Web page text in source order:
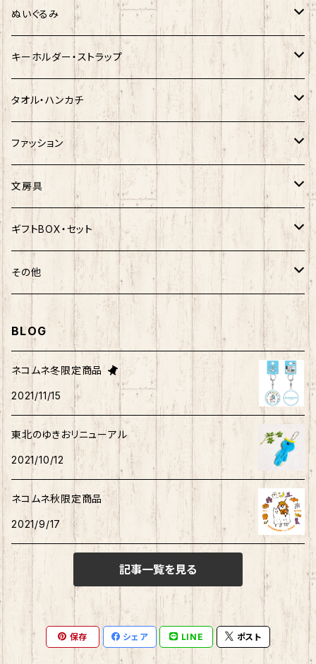
シナモロール
クロミ
ハンギョドン
ぐでたま
ポムポムプリン
ポチャッコ
ばつ丸
けろっぴ
タキシードサム
こぎみゅん
ウィッシュミーメル
リトルツインスターズ
あひるのペックル
おさるのもんきち
マロンクリーム
みんなのたあ坊
モケケ
ゆきお
ホヤぼーや
ご当地ベア
スヌーピー
赤べこ・ガラガラべこ
マッチョシリーズ
もちシリーズ
旅するマメしば
旅カワウソ・しばいぬ
むすび丸
秋田犬
ご当地ハムスター
しばっころ
ポプテピピック
わさお
新幹線×ご当地ベア
サンリオ×ネコムネandシバ
楽天ゴールデンイーグルス×ネコムネandシバ
楽天ゴールデンイーグルス×おえかきさん
楽天ゴールデンイーグルス×ご当地ベア
ネコムネandシバ×鳥獣戯画
楽天ゴールデンイーグルス×もちシリーズ
サンリオ×ご当地ベア
ゆきお
モケケ
ご当地ベア
秋田犬
しばっころ
わさお
むすび丸
ホヤぼーや
キティ
ネコムネandシバ
ご当地ハムスター
ぬいぐるみ
ホヤぼーや
その他
ご当地ベア
秋田犬
しばっころ
わさお
むすび丸
ネコムネandシバ
キーホルダー・ストラップ
ポプテピピック
ホヤぼーや
スヌーピー
秋田犬
わさお
むすび丸
ネコムネ
ゆきお
おそ松さん
サンリオキャラクター他
タオル・ハンカチ
ホヤぼーや
秋田犬
キティ
むすび丸
ミニオン
わさお
ネコムネandシバ
ファッション
Tシャツ
ネクタイ
靴下
ルームシューズ
パーカー・トレーナー
文房具
ボールペン
マグネット
クリアファイル
ステッカー
ピンバッチ
御朱印帳
ノート
缶バッチ
消しゴム
スライド缶
しおり
ギフトBOX・セット
福袋
その他
トートバック
その他雑貨
ホヤぼーや
ボクサーパンツ
マスク
アクリルスタンド
BLOG
ネコムネ冬限定商品
2021/11/15
東北のゆきおリニューアル
2021/10/12
ネコムネ秋限定商品
2021/9/17
記事一覧を見る
保存 シェア LINE ポスト